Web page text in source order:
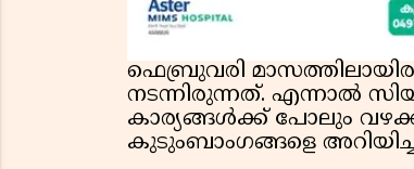
ഫെബ്രുവരി
നടന്നിരുന്നത്. എന്നാൽ
കാര്യങ്ങൾക്ക് പോലും
കുടുംബാംഗങ്ങളെ